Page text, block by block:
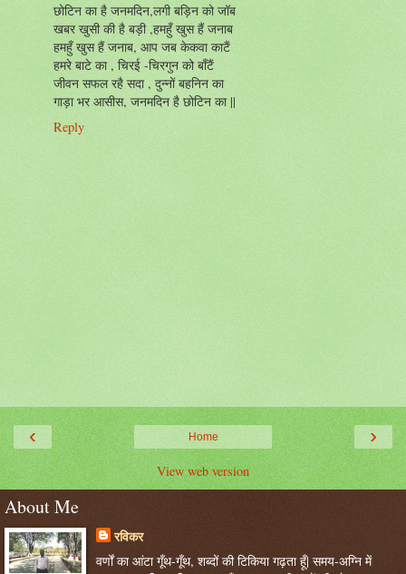
छोटिन का है जनमदिन,लगी बड़िन को जॉब
खबर खुसी की है बड़ी ,हमहुँ खुस हैं जनाब
हमहुँ खुस हैं जनाब, आप जब केकवा काटैं
हमरे बाटे का , चिरई -चिरगुन को बाँटैं
जीवन सफल रहै सदा , दुन्नों बहनिन का
गाड़ा भर आसीस, जनमदिन है छोटिन का ||
Reply
‹ ›
Home
View web version
About Me
रविकर
वर्णों का आंटा गूँथ-गूँथ, शब्दों की टिकिया गढ़ता हूँ| समय-अग्नि में